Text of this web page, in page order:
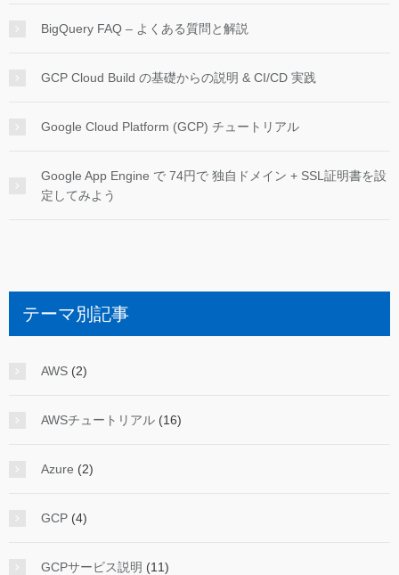
BigQuery FAQ – よくある質問と解説
GCP Cloud Build の基礎からの説明 & CI/CD 実践
Google Cloud Platform (GCP) チュートリアル
Google App Engine で 74円で 独自ドメイン + SSL証明書を設
定してみよう
テーマ別記事
AWS (2)
AWSチュートリアル (16)
Azure (2)
GCP (4)
GCPサービス説明 (11)